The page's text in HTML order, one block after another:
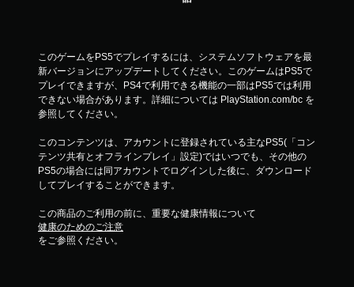
このゲームをPS5でプレイするには、システムソフトウェアを最
新バージョンにアップデートしてください。このゲームはPS5で
プレイできますが、PS4で利用できる機能の一部はPS5では利用
できない場合があります。詳細については PlayStation.com/bc を
参照してください。
このコンテンツは、アカウントに登録されている主なPS5(「コン
テンツ共有とオフラインプレイ」設定)ではいつでも、その他の
PS5の場合には同アカウントでログインした後に、ダウンロード
してプレイすることができます。
この商品のご利用の前に、重要な健康情報について
健康のためのご注意
をご参照ください。